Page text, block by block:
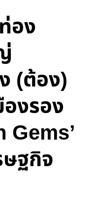
อง
(ต้อง)
งรอง
Gems’
ฐกิจ